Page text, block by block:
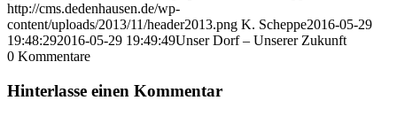
http://cms.dedenhausen.de/wp-
content/uploads/2013/11/header2013.png K. Scheppe2016-05-29
19:48:292016-05-29 19:49:49Unser Dorf – Unserer Zukunft
0 Kommentare
Hinterlasse einen Kommentar